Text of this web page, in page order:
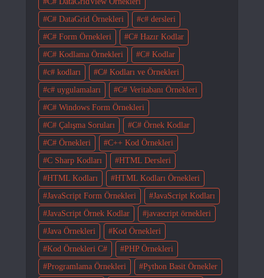
C# DataGrid Örnekleri
c# dersleri
C# Form Örnekleri
C# Hazır Kodlar
C# Kodlama Örnekleri
C# Kodlar
c# kodları
C# Kodları ve Örnekleri
c# uygulamaları
C# Veritabanı Örnekleri
C# Windows Form Örnekleri
C# Çalışma Soruları
C# Örnek Kodlar
C# Örnekleri
C++ Kod Örnekleri
C Sharp Kodları
HTML Dersleri
HTML Kodları
HTML Kodları Örnekleri
JavaScript Form Örnekleri
JavaScript Kodları
JavaScript Örnek Kodlar
javascript örnekleri
Java Örnekleri
Kod Örnekleri
Kod Örnekleri C#
PHP Örnekleri
Programlama Örnekleri
Python Basit Örnekler